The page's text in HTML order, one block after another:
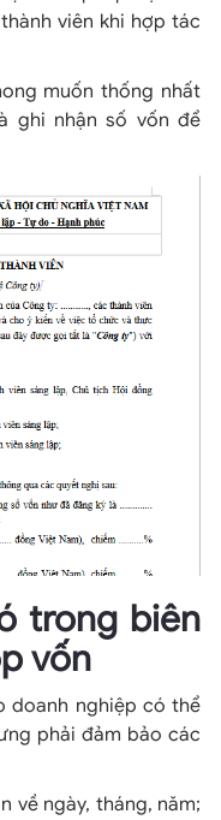
viên khi hợp tác
muốn thống nhất
ghi nhận số vốn để
trong biên
vốn
doanh nghiệp có thể
phải đảm bảo các
về ngày, tháng, năm;